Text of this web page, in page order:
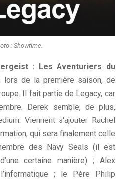
: Showtime.
: Les Aventuriers du
lors de la première saison, de
Il fait partie de Legacy, car
Derek semble, de plus,
Viennent s'ajouter Rachel
qui sera finalement celle
des Navy Seals (il est
certaine manière) ; Alex
; le Père Philip